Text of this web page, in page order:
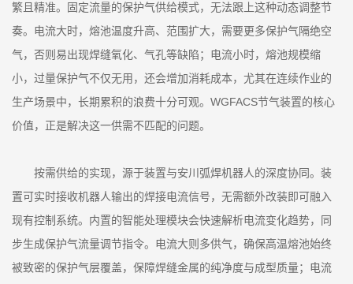
繁且精准。固定流量的保护气供给模式，无法跟上这种动态调整节
奏。电流大时，熔池温度升高、范围扩大，需要更多保护气隔绝空
气，否则易出现焊缝氧化、气孔等缺陷；电流小时，熔池规模缩
小，过量保护气不仅无用，还会增加消耗成本，尤其在连续作业的
生产场景中，长期累积的浪费十分可观。WGFACS节气装置的核心
价值，正是解决这一供需不匹配的问题。
按需供给的实现，源于装置与安川弧焊机器人的深度协同。装
置可实时接收机器人输出的焊接电流信号，无需额外改装即可融入
现有控制系统。内置的智能处理模块会快速解析电流变化趋势，同
步生成保护气流量调节指令。电流大则多供气，确保高温熔池始终
被致密的保护气层覆盖，保障焊缝金属的纯净度与成型质量；电流